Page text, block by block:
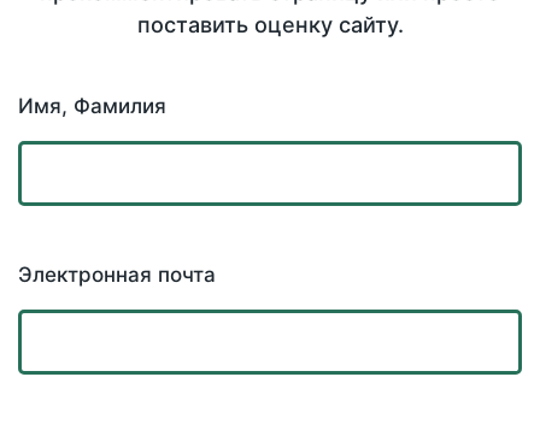
поставить оценку сайту.
Имя, Фамилия
Электронная почта